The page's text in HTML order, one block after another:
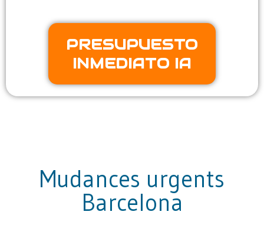
PRESUPUESTO
INMEDIATO IA
Mudances urgents
Barcelona